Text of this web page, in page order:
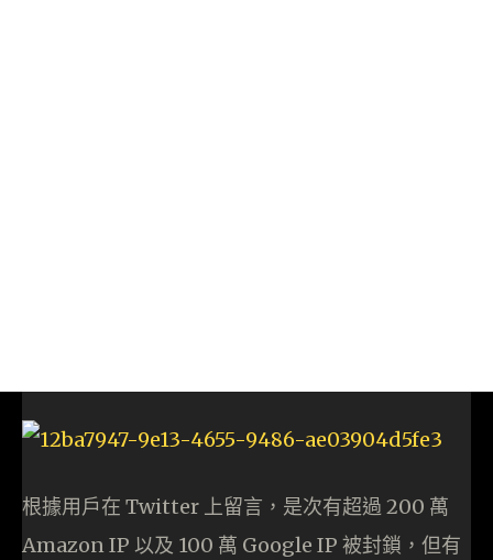
根據用戶在 Twitter 上留言，是次有超過 200 萬
Amazon IP 以及 100 萬 Google IP 被封鎖，但有